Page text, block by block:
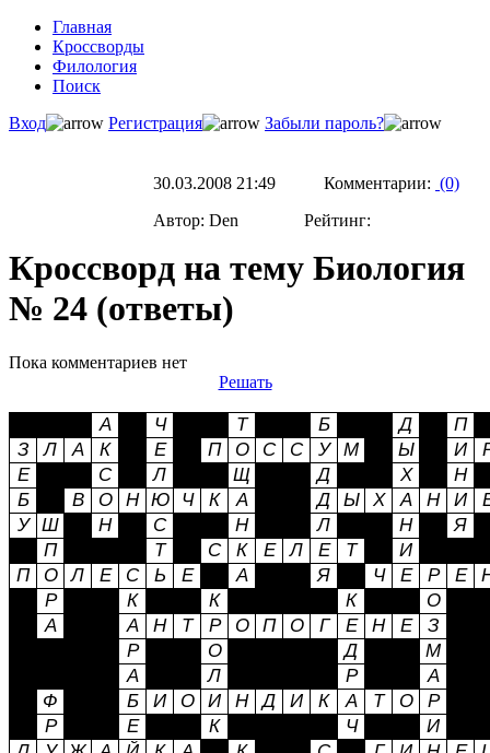
Главная
Кроссворды
Филология
Поиск
Вход
Регистрация Забыли пароль?
30.03.2008 21:49 Комментарии: (0)
Автор: Den Рейтинг:
Кроссворд на тему Биология
№ 24 (ответы)
Пока комментариев нет
Решать